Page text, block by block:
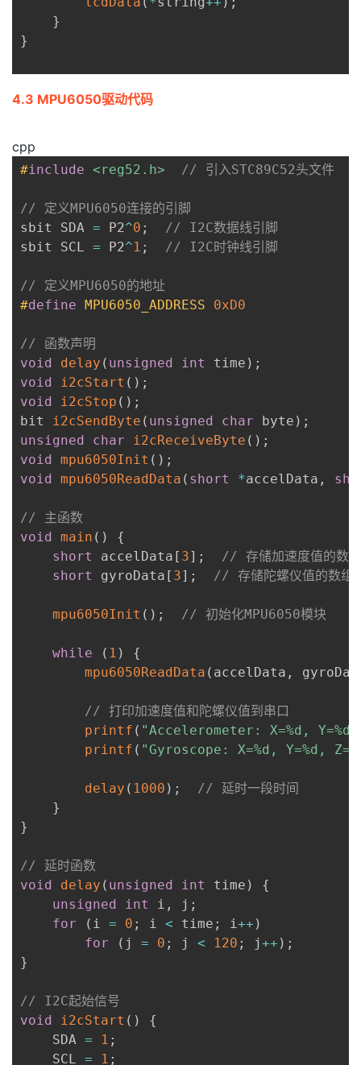
}
}
4.3 MPU6050驱动代码
cpp
#include <reg52.h>
// 引入STC89C52头文件
// 定义MPU6050连接的引脚
sbit SDA = P2^0 ;
// I2C数据线引脚
sbit SCL = P2^1 ;
// I2C时钟线引脚
// 定义MPU6050的地址
#define MPU6050_ADDRESS
0xD0
// 函数声明
void
delay ( unsigned int time ) ;
void
i2cStart ( ) ;
void
i2cStop ( ) ;
bit i2cSendByte ( unsigned char byte ) ;
unsigned
char i2cReceiveByte ( ) ;
void
mpu6050Init ( ) ;
void
mpu6050ReadData ( short *accelData ,
// 主函数
void
main ( )
{
short
accelData [ 3] ;
// 存储加速度值的数组
short
gyroData [ 3] ;
// 存储陀螺仪值的数组
mpu6050Init ( ) ;
// 初始化MPU6050模块
while
( 1 )
{
mpu6050ReadData ( accelData ,
// 打印加速度值和陀螺仪值到串口
printf ( "Accelerometer: X=%d,
printf ( "Gyroscope: X=%d, Y=%d,
delay ( 1000 ) ;
// 延时一段时间
}
}
// 延时函数
void
delay ( unsigned int time )
{
unsigned
int i , j ;
for
( i = 0 ; i < time ; i++ )
for
( j = 0 ; j < 120 ; j ++ ) ;
}
// I2C起始信号
void
i2cStart ( )
{
    SDA
= 1 ;
    SCL
= 1 ;